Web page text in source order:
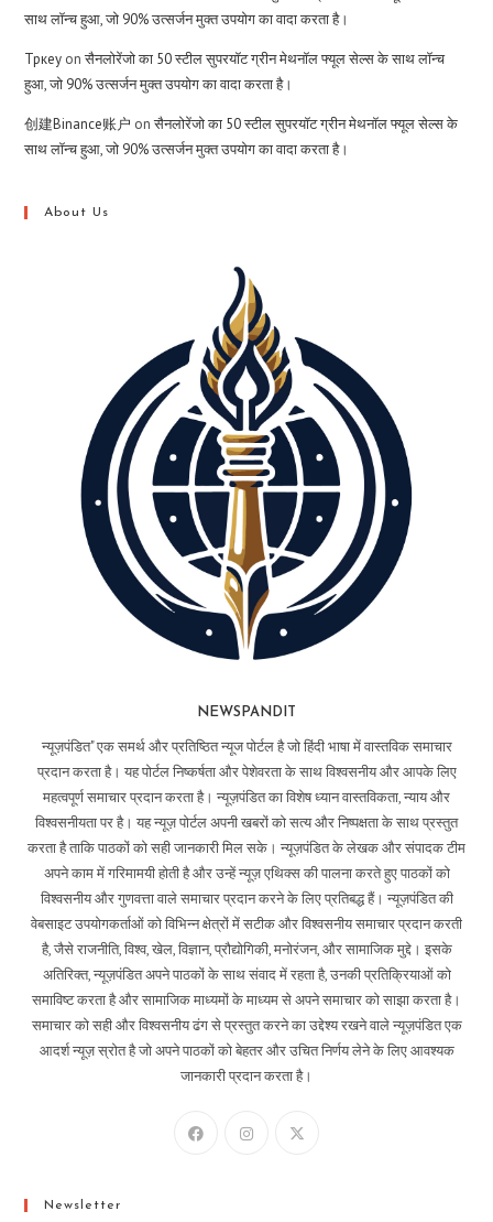
साथ लॉन्च हुआ, जो 90% उत्सर्जन मुक्त उपयोग का वादा करता है।
Тркеу onसैनलोरेंजो का 50 स्टील सुपरयॉट ग्रीन मेथनॉल फ्यूल सेल्स के साथ लॉन्च
हुआ, जो 90% उत्सर्जन मुक्त उपयोग का वादा करता है।
创建Binance账户 onसैनलोरेंजो का 50 स्टील सुपरयॉट ग्रीन मेथनॉल फ्यूल सेल्स के
साथ लॉन्च हुआ, जो 90% उत्सर्जन मुक्त उपयोग का वादा करता है।
About Us
NEWSPANDIT
न्यूज़पंडित" एक समर्थ और प्रतिष्ठित न्यूज पोर्टल है जो हिंदी भाषा में वास्तविक समाचार
प्रदान करता है। यह पोर्टल निष्कर्षता और पेशेवरता के साथ विश्वसनीय और आपके लिए
महत्वपूर्ण समाचार प्रदान करता है। न्यूज़पंडित का विशेष ध्यान वास्तविकता, न्याय और
विश्वसनीयता पर है। यह न्यूज़ पोर्टल अपनी खबरों को सत्य और निष्पक्षता के साथ प्रस्तुत
करता है ताकि पाठकों को सही जानकारी मिल सके। न्यूज़पंडित के लेखक और संपादक टीम
अपने काम में गरिमामयी होती है और उन्हें न्यूज़ एथिक्स की पालना करते हुए पाठकों को
विश्वसनीय और गुणवत्ता वाले समाचार प्रदान करने के लिए प्रतिबद्ध हैं। न्यूज़पंडित की
वेबसाइट उपयोगकर्ताओं को विभिन्न क्षेत्रों में सटीक और विश्वसनीय समाचार प्रदान करती
है, जैसे राजनीति, विश्व, खेल, विज्ञान, प्रौद्योगिकी, मनोरंजन, और सामाजिक मुद्दे। इसके
अतिरिक्त, न्यूज़पंडित अपने पाठकों के साथ संवाद में रहता है, उनकी प्रतिक्रियाओं को
समाविष्ट करता है और सामाजिक माध्यमों के माध्यम से अपने समाचार को साझा करता है।
समाचार को सही और विश्वसनीय ढंग से प्रस्तुत करने का उद्देश्य रखने वाले न्यूज़पंडित एक
आदर्श न्यूज़ स्रोत है जो अपने पाठकों को बेहतर और उचित निर्णय लेने के लिए आवश्यक
जानकारी प्रदान करता है।
Newsletter